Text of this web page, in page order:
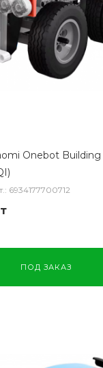
Onebot
6934177700712
ПОД ЗАКАЗ